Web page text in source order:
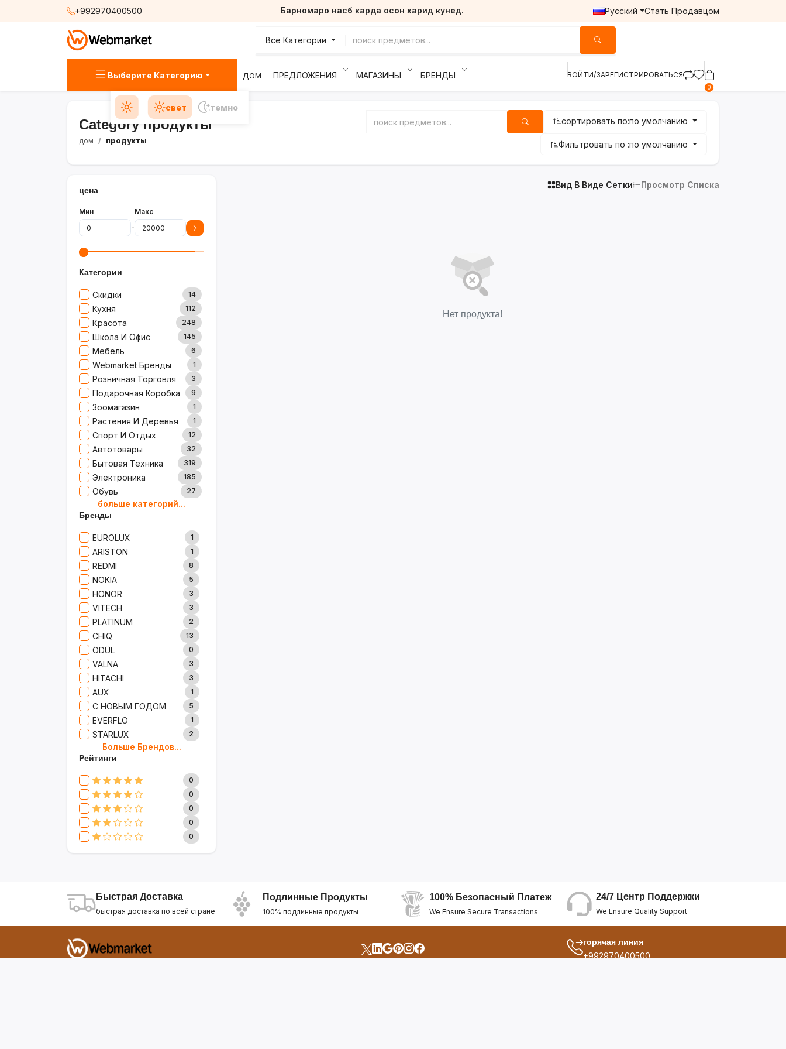
+992970400500 Барномаро насб карда осон харид кунед. Русский Стать Продавцом
Все Категории
Выберите Категорию ДОМ ПРЕДЛОЖЕНИЯ МАГАЗИНЫ БРЕНДЫ ВОЙТИ/ЗАРЕГИСТРИРОВАТЬСЯ
0
свет темно
Category продукты
дом продукты
сортировать по:по умолчанию
Фильтровать по :по умолчанию
цена
Мин
-
Макс
Категории
Скидки 14
Кухня 112
Красота 248
Школа И Офис 145
Мебель 6
Webmarket Бренды 1
Розничная Торговля 3
Подарочная Коробка 9
Зоомагазин 1
Растения И Деревья 1
Спорт И Отдых 12
Автотовары 32
Бытовая Техника 319
Электроника 185
Обувь 27
Товары Для Дома
Ювелирные Изделия
Сад И Дача 52
Аксессуары 61
Игрушки 15
Одежда 5
Сумки И Рюкзаки 27
Ремонт 13
Продукты 35
Детские Товары 72
Бытовая Химия 91
Хобби 40
больше категорий...
Бренды
EUROLUX 1
ARISTON 1
REDMI 8
NOKIA 5
HONOR 3
VITECH 3
PLATINUM 2
CHIQ 13
ÖDÜL 0
VALNA 3
HITACHI 3
AUX 1
С НОВЫМ ГОДОМ 5
EVERFLO 1
STARLUX 2
BOSCH
MARY KAY
TRICHUP 20
CLIVE & KEIRA 17
SEVAVEREK 6
DSP 0
SUPER CREST 4
2
APPLE
AOTE 7
ELEMENT
INTEX 0
Больше Брендов...
Рейтинги
0
0
0
0
0
Вид В Виде Сетки Просмотр Списка
Нет продукта!
Быстрая Доставка
быстрая доставка по всей стране
Подлинные Продукты
100% подлинные продукты
100% Безопасный Платеж
We Ensure Secure Transactions
24/7 Центр Поддержки
We Ensure Quality Support
горячая линия
+992970400500